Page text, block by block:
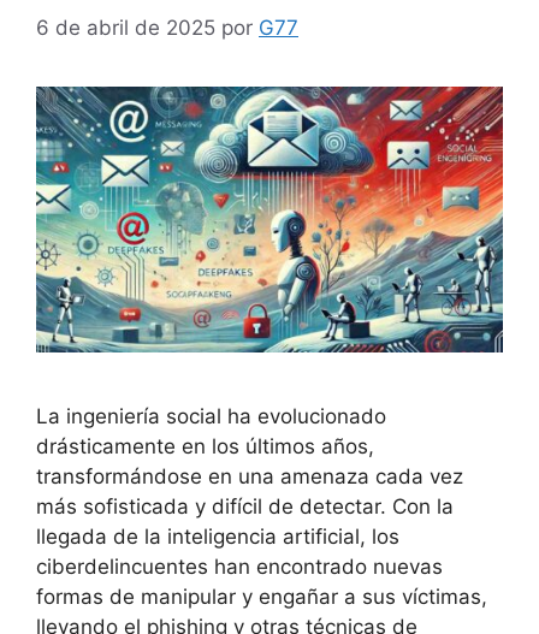
6 de abril de 2025 por G77
La ingeniería social ha evolucionado
drásticamente en los últimos años,
transformándose en una amenaza cada vez
más sofisticada y difícil de detectar. Con la
llegada de la inteligencia artificial, los
ciberdelincuentes han encontrado nuevas
formas de manipular y engañar a sus víctimas,
llevando el phishing y otras técnicas de